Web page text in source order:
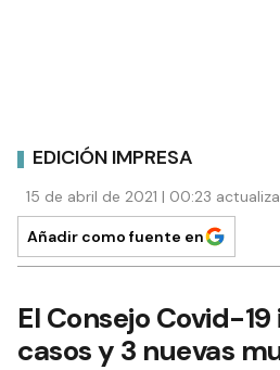
EDICIÓN IMPRESA
15 de abril de 2021 | 00:23
Añadir como fuente en
El Consejo Covid-
casos y 3 nuevas